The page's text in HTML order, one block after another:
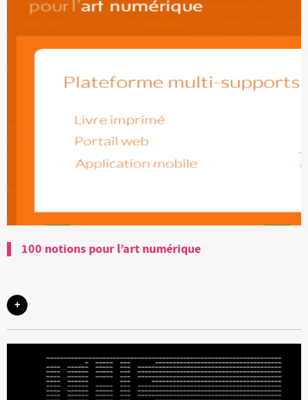
100 notions pour l’art numérique
+